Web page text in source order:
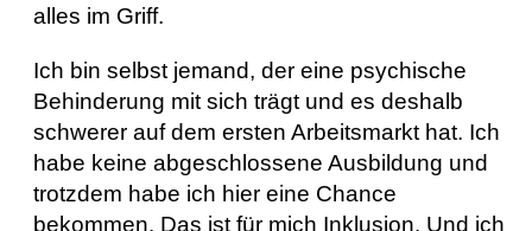
alles im Griff.
Ich bin selbst jemand, der eine psychische
Behinderung mit sich trägt und es deshalb
schwerer auf dem ersten Arbeitsmarkt hat. Ich
habe keine abgeschlossene Ausbildung und
trotzdem habe ich hier eine Chance
bekommen. Das ist für mich Inklusion. Und ich